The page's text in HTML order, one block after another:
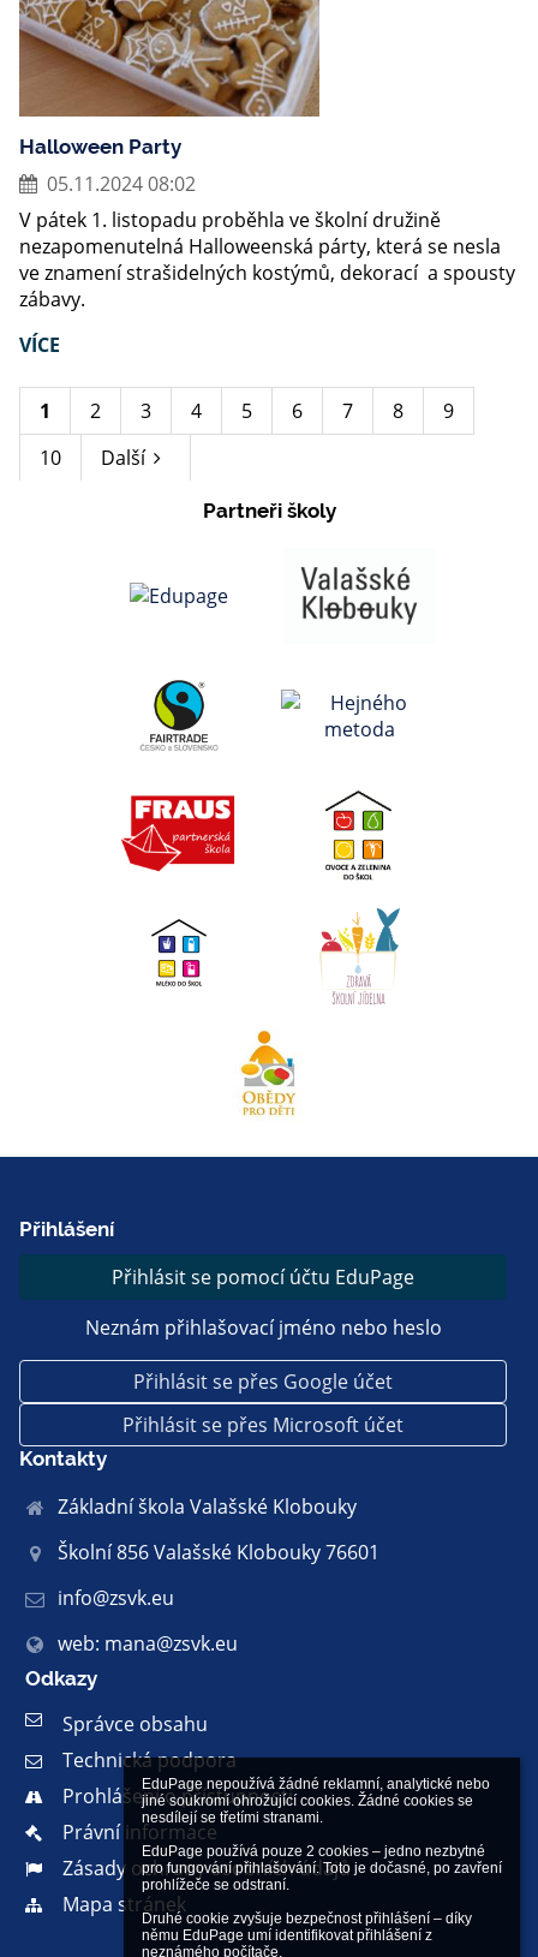
EduPage nepoužívá žádné reklamní, analytické nebo
jiné soukromí ohrožující cookies. Žádné cookies se
nesdílejí se třetími stranami.
EduPage používá pouze 2 cookies – jedno nezbytné
pro fungování přihlašování. Toto je dočasné, po zavření
prohlížeče se odstraní.
Druhé cookie zvyšuje bezpečnost přihlášení – díky
němu EduPage umí identifikovat přihlášení z
neznámého počítače.
Halloween Party
05.11.2024 08:02
V pátek 1. listopadu proběhla ve školní družině
nezapomenutelná Halloweenská párty, která se nesla
ve znamení strašidelných kostýmů, dekorací a spousty
zábavy.
VÍCE
1 2 3 4 5 6 7 8
9
10
Další
Partneři školy
Přihlášení
Přihlásit se pomocí účtu EduPage
Neznám přihlašovací jméno nebo heslo
Přihlásit se přes Google účet
Přihlásit se přes Microsoft účet
Kontakty
Základní škola Valašské Klobouky
Školní 856 Valašské Klobouky 76601
info@zsvk.eu
web: mana@zsvk.eu
Odkazy
Správce obsahu
Technická podpora
Prohlášení o přístupnosti
Právní informace
Zásady ochrany osobních údajů
Mapa stránek